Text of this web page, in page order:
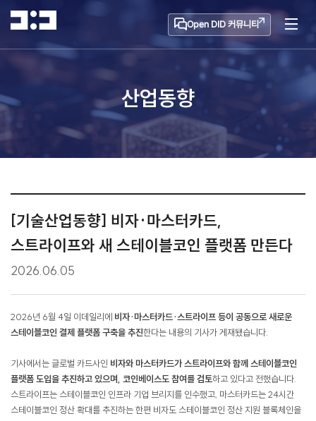
Open DID 커뮤니티
산업동향
[기술산업동향] 비자·마스터카드,
스트라이프와 새 스테이블코인 플랫폼 만든다
2026.06.05
2026년 6월 4일 이데일리에 비자·마스터카드·스트라이프 등이 공동으로 새로운
스테이블코인 결제 플랫폼 구축을 추진한다는 내용의 기사가 게재됐습니다.
기사에서는 글로벌 카드사인 비자와 마스터카드가 스트라이프와 함께 스테이블코인
플랫폼 도입을 추진하고 있으며, 코인베이스도 참여를 검토하고 있다고 전했습니다.
스트라이프는 스테이블코인 인프라 기업 브리지를 인수했고, 마스터카드는 24시간
스테이블코인 정산 확대를 추진하는 한편 비자도 스테이블코인 정산 지원 블록체인을